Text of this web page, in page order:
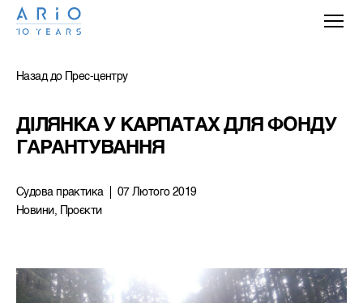
Назад до Прес-центру
ДІЛЯНКА У КАРПАТАХ ДЛЯ ФОНДУ
ГАРАНТУВАННЯ
Новини, Проєкти
Судова практика 07 Лютого 2019